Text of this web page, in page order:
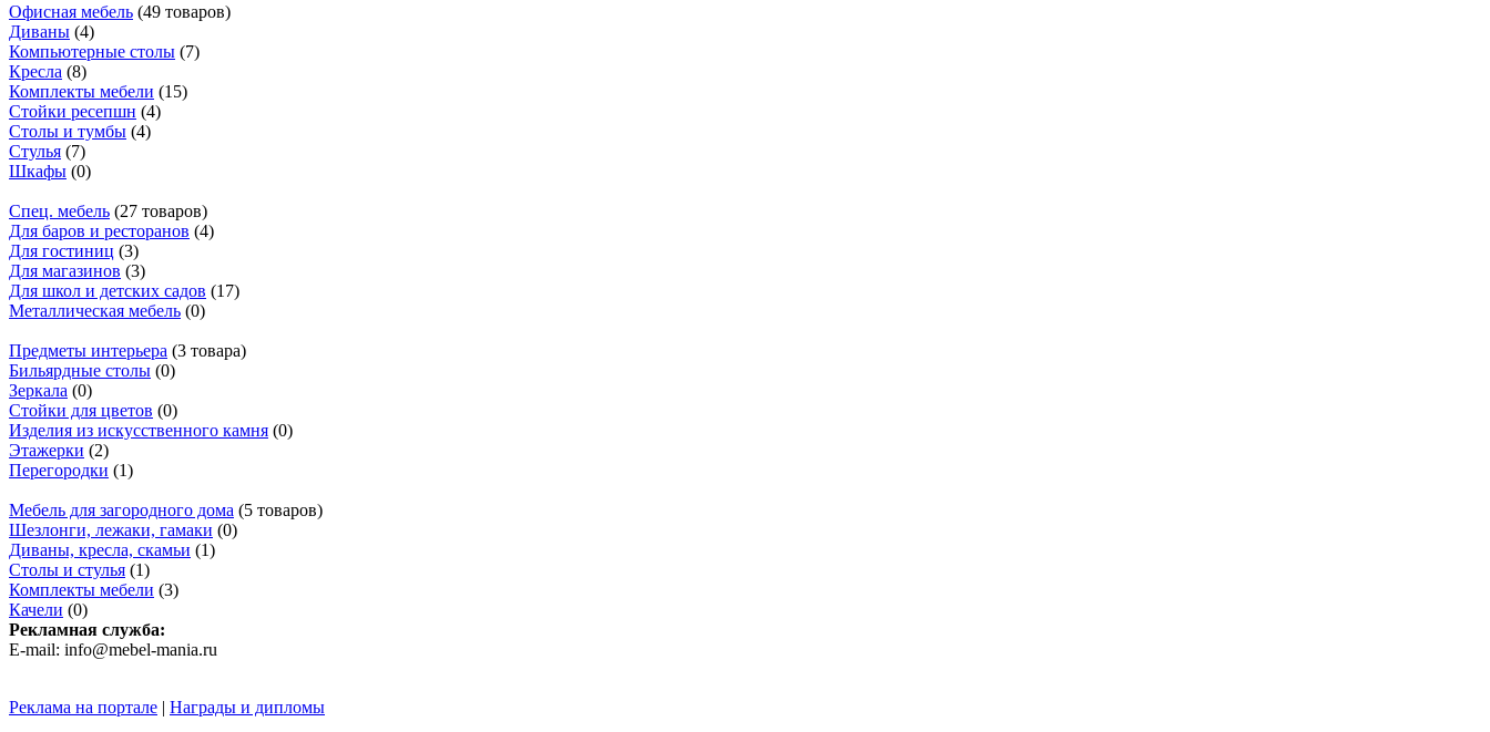
Офисная мебель (49 товаров)
Диваны (4)
Компьютерные столы (7)
Кресла (8)
Комплекты мебели (15)
Стойки ресепшн (4)
Столы и тумбы (4)
Стулья (7)
Шкафы (0)
Спец. мебель (27 товаров)
Для баров и ресторанов (4)
Для гостиниц (3)
Для магазинов (3)
Для школ и детских садов (17)
Металлическая мебель (0)
Предметы интерьера (3 товара)
Бильярдные столы (0)
Зеркала (0)
Стойки для цветов (0)
Изделия из искусственного камня (0)
Этажерки (2)
Перегородки (1)
Мебель для загородного дома (5 товаров)
Шезлонги, лежаки, гамаки (0)
Диваны, кресла, скамьи (1)
Столы и стулья (1)
Комплекты мебели (3)
Качели (0)
Рекламная служба:
E-mail: info@mebel-mania.ru
Реклама на портале | Награды и дипломы